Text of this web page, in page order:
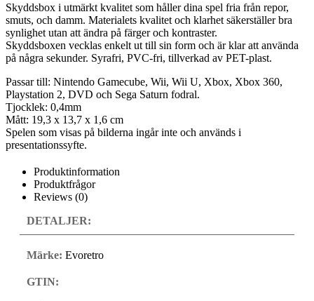
Skyddsbox i utmärkt kvalitet som håller dina spel fria från repor,
smuts, och damm. Materialets kvalitet och klarhet säkerställer bra
synlighet utan att ändra på färger och kontraster.
Skyddsboxen vecklas enkelt ut till sin form och är klar att använda
på några sekunder. Syrafri, PVC-fri, tillverkad av PET-plast.
Passar till: Nintendo Gamecube, Wii, Wii U, Xbox, Xbox 360,
Playstation 2, DVD och Sega Saturn fodral.
Tjocklek: 0,4mm
Mått: 19,3 x 13,7 x 1,6 cm
Spelen som visas på bilderna ingår inte och används i
presentationssyfte.
Produktinformation
Produktfrågor
Reviews (0)
DETALJER:
Märke: Evoretro
GTIN: